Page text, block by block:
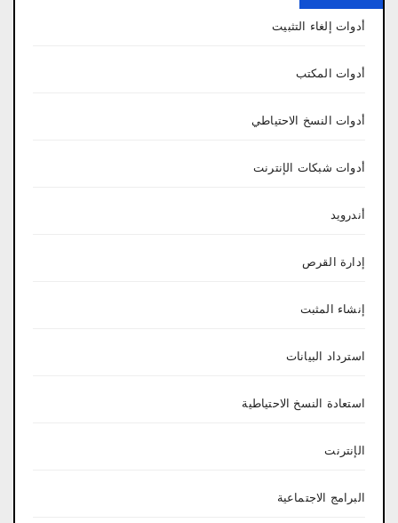
أدوات إلغاء التثبيت
أدوات المكتب
أدوات النسخ الاحتياطي
أدوات شبكات الإنترنت
أندرويد
إدارة القرص
إنشاء المثبت
استرداد البيانات
استعادة النسخ الاحتياطية
الإنترنت
البرامج الاجتماعية